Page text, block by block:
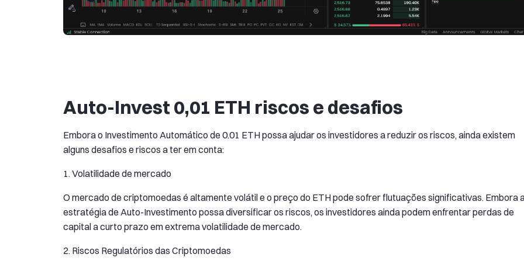
Auto-Invest 0,01 ETH riscos e desafios
Embora o Investimento Automático de 0.01 ETH possa ajudar os investidores a reduzir os riscos, ainda existem
alguns desafios e riscos a ter em conta:
1. Volatilidade de mercado
O mercado de criptomoedas é altamente volátil e o preço do ETH pode sofrer flutuações significativas. Embora
estratégia de Auto-Investimento possa diversificar os riscos, os investidores ainda podem enfrentar perdas de
capital a curto prazo em extrema volatilidade de mercado.
2. Riscos Regulatórios das Criptomoedas